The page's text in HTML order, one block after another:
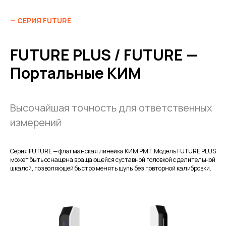
— СЕРИЯ FUTURE
FUTURE PLUS / FUTURE —
Портальные КИМ
Высочайшая точность для ответственных
измерений
Серия FUTURE — флагманская линейка КИМ PMT. Модель FUTURE PLUS
может быть оснащена вращающейся суставной головкой с делительной
шкалой, позволяющей быстро менять щупы без повторной калибровки.